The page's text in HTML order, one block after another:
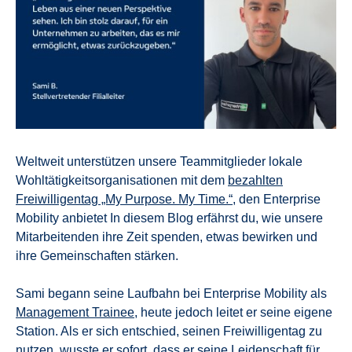
Weltweit unterstützen unsere Teammitglieder lokale
Wohltätigkeitsorganisationen mit dem bezahlten
Freiwilligentag „My Purpose. My Time.“, den Enterprise
Mobility anbietet In diesem Blog erfährst du, wie unsere
Mitarbeitenden ihre Zeit spenden, etwas bewirken und
ihre Gemeinschaften stärken.
Sami begann seine Laufbahn bei Enterprise Mobility als
Management Trainee, heute jedoch leitet er seine eigene
Station. Als er sich entschied, seinen Freiwilligentag zu